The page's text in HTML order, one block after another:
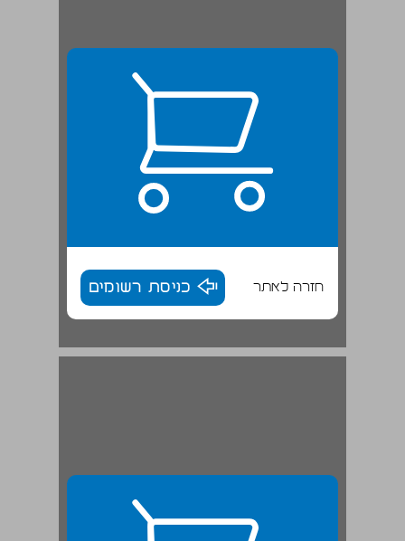
חזרה לאתר כניסת רשומים